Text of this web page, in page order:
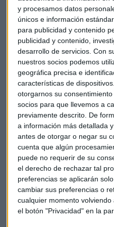
y procesamos datos
únicos e información
para publicidad y contenido
publicidad y contenido,
desarrollo de servicios. Con
nuestros socios podemos
geográfica precisa e
características de
otorgarnos su
socios para que llevemos a
previamente descrito. De
a información más detallada
antes de otorgar o negar su
cuenta que algún
puede no requerir de su
el derecho de rechazar tal
preferencias se aplicarán
cambiar sus preferencias o
cualquier momento
el botón "Privacidad" en la
una capitalización bursátil de
Otros valores que merecen
hecho nada mal tampoco
ha arrebatado el puesto de la
escalado en bolsa en 2021.
A pesar de ello, el analista de
no sería nada flexible con
Siemens Gamesa, el
este año
Siemens Gamesa pierde un
semana negra que vivió el
mucho su situación…
resultados relativos a su
perdido menos, 627